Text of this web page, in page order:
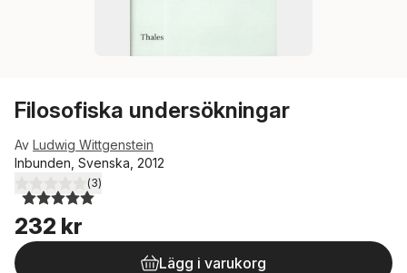
Filosofiska undersökningar
Av Ludwig Wittgenstein
Inbunden, Svenska, 2012
5,0utav 5 stjärnor. Totalt antal röster:
(3)
232 kr
Lägg i varukorg